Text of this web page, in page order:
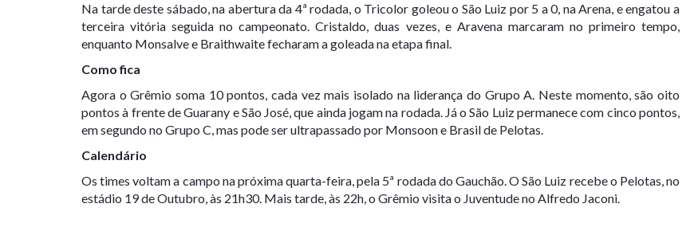
Na tarde deste sábado, na abertura da 4ª rodada, o Tricolor goleou o São Luiz por 5 a 0, na Arena, e engatou a
terceira vitória seguida no campeonato. Cristaldo, duas vezes, e Aravena marcaram no primeiro tempo,
enquanto Monsalve e Braithwaite fecharam a goleada na etapa final.
Como fica
Agora o Grêmio soma 10 pontos, cada vez mais isolado na liderança do Grupo A. Neste momento, são oito
pontos à frente de Guarany e São José, que ainda jogam na rodada. Já o São Luiz permanece com cinco pontos,
em segundo no Grupo C, mas pode ser ultrapassado por Monsoon e Brasil de Pelotas.
Calendário
Os times voltam a campo na próxima quarta-feira, pela 5ª rodada do Gauchão. O São Luiz recebe o Pelotas, no
estádio 19 de Outubro, às 21h30. Mais tarde, às 22h, o Grêmio visita o Juventude no Alfredo Jaconi.